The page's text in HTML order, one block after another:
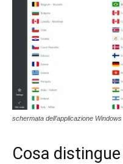
schermata dell’applicazione Windows
Cosa